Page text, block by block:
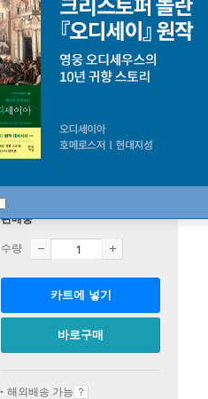
판매중
수량
카트에 넣기
바로구매
해외배송 가능